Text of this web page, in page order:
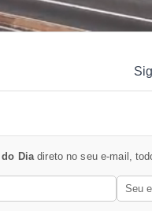
Diadireto no seu e-mail,